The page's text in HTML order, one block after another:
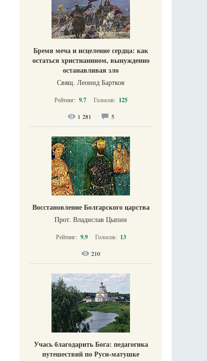
Бремя меча и исцеление сердца: как
остаться христианином, вынужденно
останавливая зло
Свящ. Леонид Бартков
Рейтинг: 9.7 Голосов: 125
1 281 5
Восстановление Болгарского царства
Прот. Владислав Цыпин
Рейтинг: 9.9 Голосов: 13
210
Учась благодарить Бога: педагогика
путешествий по Руси-матушке